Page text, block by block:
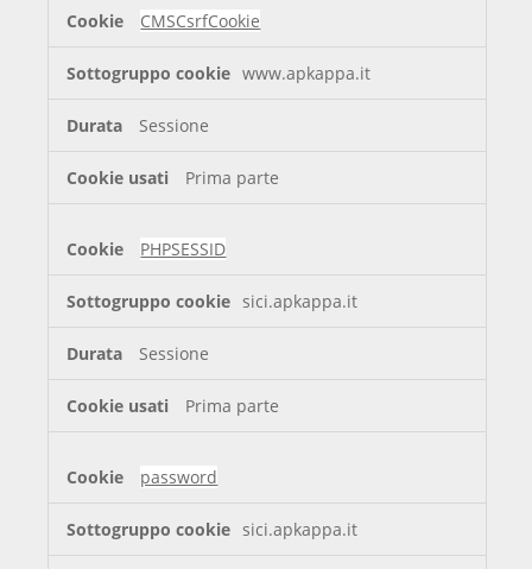
CMSCsrfCookie
www.apkappa.it
Sessione
Prima parte
PHPSESSID
sici.apkappa.it
Sessione
Prima parte
password
sici.apkappa.it